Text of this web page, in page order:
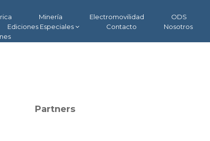
Minería Electromovilidad
ODS
Ediciones Especiales Contacto
Nosotros
Partners